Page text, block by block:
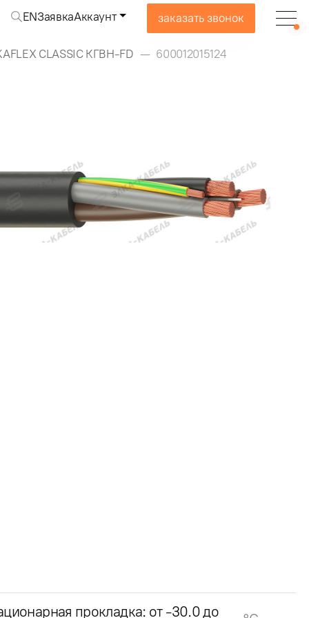
ENЗаявкаАккаунт заказать звонок
CLASSIC КГВН-FD 600012015124
прокладка: от -30.0 до